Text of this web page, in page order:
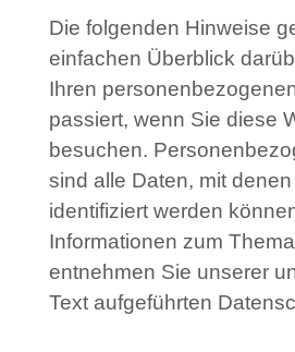
Die folgenden Hinweise
einfachen Überblick
Ihren
passiert, wenn Sie diese
besuchen.
sind alle Daten, mit
identifiziert werden
Informationen zum
entnehmen Sie unserer
Text aufgeführten